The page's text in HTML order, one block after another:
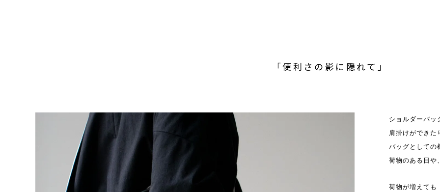
「便利さの影に隠れて」
ショルダーバッ
肩掛けができた
バッグとしての
荷物のある日や
荷物が増えても